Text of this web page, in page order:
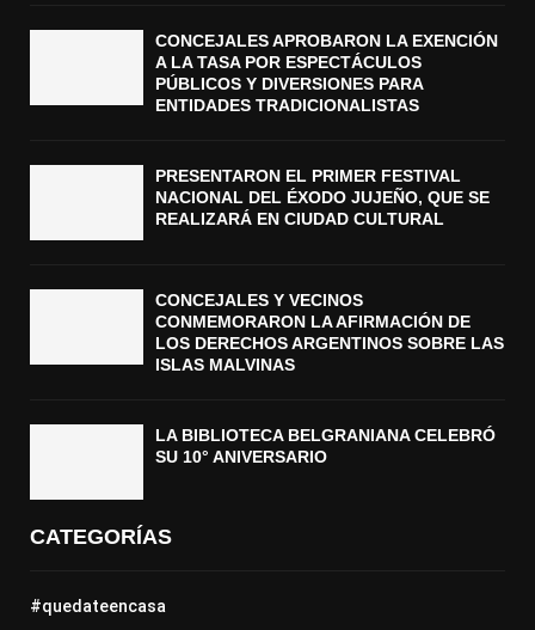
CONCEJALES APROBARON LA EXENCIÓN
A LA TASA POR ESPECTÁCULOS
PÚBLICOS Y DIVERSIONES PARA
ENTIDADES TRADICIONALISTAS
PRESENTARON EL PRIMER FESTIVAL
NACIONAL DEL ÉXODO JUJEÑO, QUE SE
REALIZARÁ EN CIUDAD CULTURAL
CONCEJALES Y VECINOS
CONMEMORARON LA AFIRMACIÓN DE
LOS DERECHOS ARGENTINOS SOBRE LAS
ISLAS MALVINAS
LA BIBLIOTECA BELGRANIANA CELEBRÓ
SU 10° ANIVERSARIO
CATEGORÍAS
#quedateencasa